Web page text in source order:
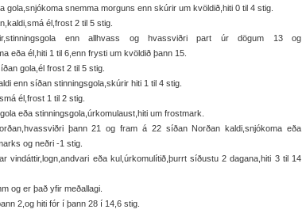
gola,snjókoma snemma morguns enn skúrir um kvöldið,hiti 0 til 4 stig.
él,frost 2 til 5 stig.
enn allhvass og hvassviðri part úr dögum 13 og
eða él,hiti 1 til 6,enn frysti um kvöldið þann 15.
gola,él frost 2 til 5 stig.
enn síðan stinningsgola,skúrir hiti 1 til 4 stig.
él,frost 1 til 2 stig.
eða stinningsgola,úrkomulaust,hiti um frostmark.
þann 21 og fram á 22 síðan Norðan kaldi,snjókoma eða
og neðri -1 stig.
vindáttir,logn,andvari eða kul,úrkomulítið,þurrt síðustu 2 dagana,hiti 3 til 14
og er það yfir meðallagi.
2,og hiti fór í þann 28 í 14,6 stig.